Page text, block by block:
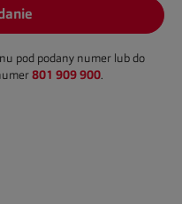
pod podany numer lub do
801 909 900.